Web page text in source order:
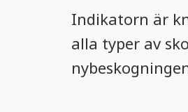
Indikatorn är
alla typer av